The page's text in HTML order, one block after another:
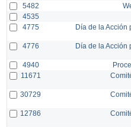
5482
4535
4775
Día de la Acción
4776 Día de la Acción
4940
11671
30729
12786